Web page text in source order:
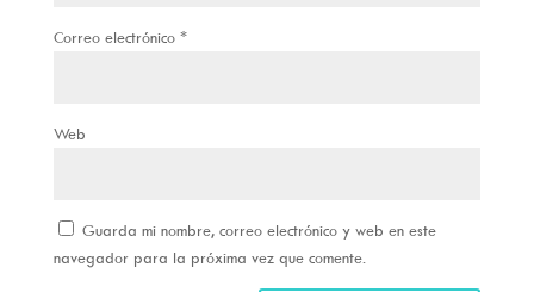
Correo electrónico *
Web
Guarda mi nombre, correo electrónico y web en este
navegador para la próxima vez que comente.